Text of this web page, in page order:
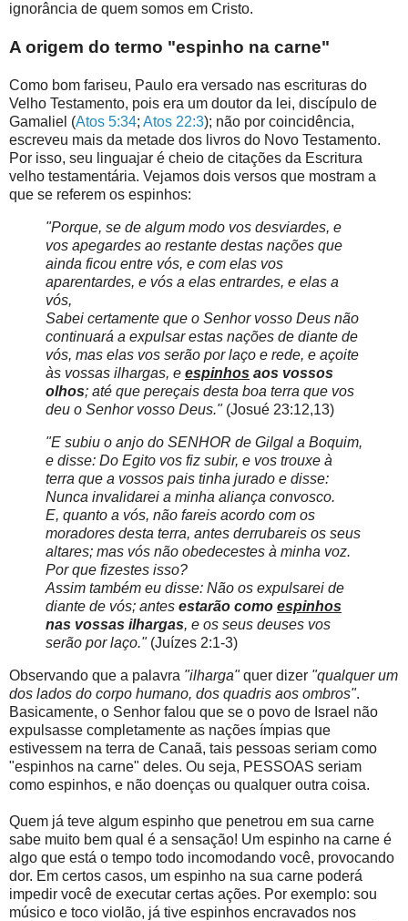
ignorância de quem somos em Cristo.
A origem do termo "espinho na carne"
Como bom fariseu, Paulo era versado nas escrituras do
Velho Testamento, pois era um doutor da lei, discípulo de
Gamaliel (Atos 5:34; Atos 22:3); não por coincidência,
escreveu mais da metade dos livros do Novo Testamento.
Por isso, seu linguajar é cheio de citações da Escritura
velho testamentária. Vejamos dois versos que mostram a
que se referem os espinhos:
"Porque, se de algum modo vos desviardes, e
vos apegardes ao restante destas nações que
ainda ficou entre vós, e com elas vos
aparentardes, e vós a elas entrardes, e elas a
vós,
Sabei certamente que o Senhor vosso Deus não
continuará a expulsar estas nações de diante de
vós, mas elas vos serão por laço e rede, e açoite
às vossas ilhargas, e espinhos aos vossos
olhos; até que pereçais desta boa terra que vos
deu o Senhor vosso Deus."(Josué 23:12,13)
"E subiu o anjo do SENHOR de Gilgal a Boquim,
e disse: Do Egito vos fiz subir, e vos trouxe à
terra que a vossos pais tinha jurado e disse:
Nunca invalidarei a minha aliança convosco.
E, quanto a vós, não fareis acordo com os
moradores desta terra, antes derrubareis os seus
altares; mas vós não obedecestes à minha voz.
Por que fizestes isso?
Assim também eu disse: Não os expulsarei de
diante de vós; antes estarão como espinhos
nas vossas ilhargas, e os seus deuses vos
serão por laço."(Juízes 2:1-3)
Observando que a palavra "ilharga"quer dizer "qualquer um
dos lados do corpo humano, dos quadris aos ombros".
Basicamente, o Senhor falou que se o povo de Israel não
expulsasse completamente as nações ímpias que
estivessem na terra de Canaã, tais pessoas seriam como
"espinhos na carne" deles. Ou seja, PESSOAS seriam
como espinhos, e não doenças ou qualquer outra coisa.
Quem já teve algum espinho que penetrou em sua carne
sabe muito bem qual é a sensação! Um espinho na carne é
algo que está o tempo todo incomodando você, provocando
dor. Em certos casos, um espinho na sua carne poderá
impedir você de executar certas ações. Por exemplo: sou
músico e toco violão, já tive espinhos encravados nos